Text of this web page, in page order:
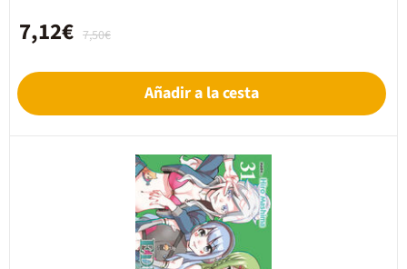
7,50€
7,12€
Añadir a la cesta